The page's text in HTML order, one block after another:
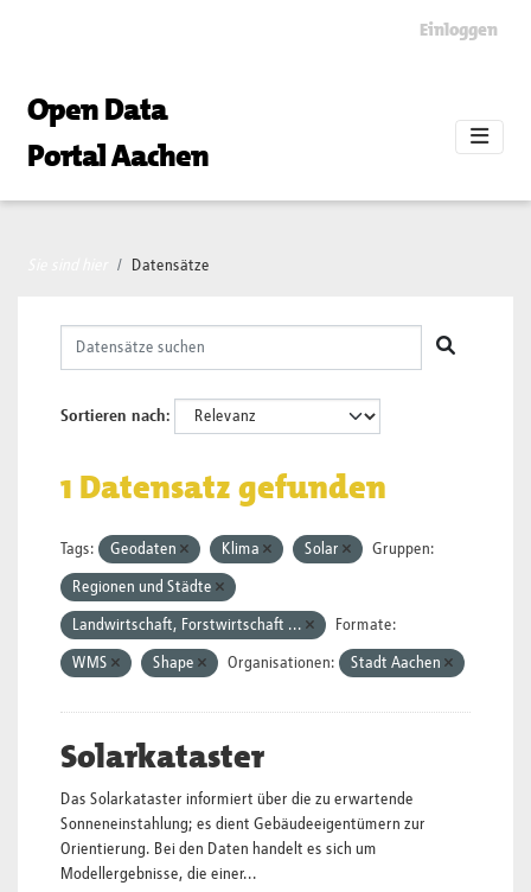
Einloggen
Open Data
Portal Aachen
Datensätze
Sortieren nach
1 Datensatz gefunden
Tags: Geodaten Klima Solar Gruppen:
Regionen und Städte
Landwirtschaft, Forstwirtschaft ... Formate:
WMS Shape Organisationen: Stadt Aachen
Solarkataster
Das Solarkataster informiert über die zu erwartende
Sonneneinstahlung; es dient Gebäudeeigentümern zur
Orientierung. Bei den Daten handelt es sich um
Modellergebnisse, die einer...